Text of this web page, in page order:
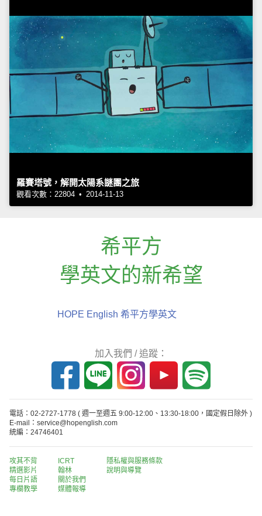
羅賽塔號，解開太陽系謎團之旅
觀看次數：22804 • 2014-11-13
希平方
學英文的新希望
HOPE English 希平方學英文
加入我們 / 追蹤：
電話：02-2727-1778 ( 週一至週五 9:00-12:00、13:30-18:00，國定假日除外 )
E-mail：service@hopenglish.com
統編：24746401
攻其不背
精選影片
每日片語
專欄教學
ICRT
翰林
關於我們
媒體報導
隱私權與服務條款
說明與導覽